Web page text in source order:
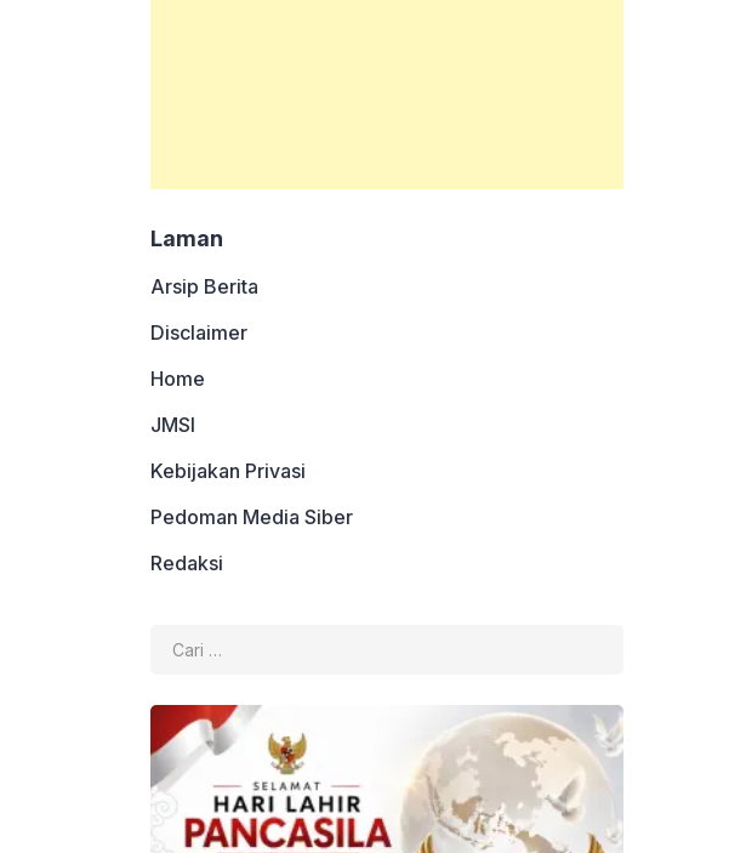
Laman
Arsip Berita
Disclaimer
Home
JMSI
Kebijakan Privasi
Pedoman Media Siber
Redaksi
untuk: